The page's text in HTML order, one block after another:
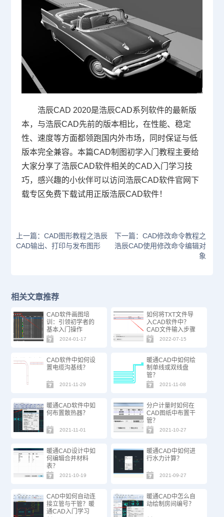
浩辰CAD 2020是浩辰CAD系列软件的最新版
本，与浩辰CAD先前的版本相比，在性能、稳定
性、速度等方面都领跑国内外市场，同时保证与低
版本完全兼容。本篇CAD制图初学入门教程主要给
大家分享了浩辰CAD软件相关的CAD入门学习技
巧，感兴趣的小伙伴可以访问浩辰CAD软件官网下
载专区免费下载试用正版浩辰CAD软件！
上一篇：CAD图形教程之浩辰
CAD输出、打印与发布图形
下一篇：CAD修改命令教程之
浩辰CAD使用修改命令编辑对
象
相关文章推荐
CAD软件画图培
训：引领初学者的
基本入门操作
2024-01-17
如何将TXT文件导
入CAD软件中？
CAD文件输入步骤
2022-07-15
CAD软件中如何设
置电缆沟基线？
2021-11-29
暖通CAD中如何绘
制单线或双线盘
管？
2021-11-08
暖通CAD软件中如
何布置散热器？
2021-11-01
分户计量时如何在
CAD图纸中布置干
管？
2021-10-27
暖通CAD设计中如
何编辑合并材料
表？
2021-10-19
暖通CAD中如何进
行水力计算？
2021-09-27
CAD中如何自动连
接立管与干管？暖
通CAD入门学习
暖通CAD中怎么自
动绘制房间编号？